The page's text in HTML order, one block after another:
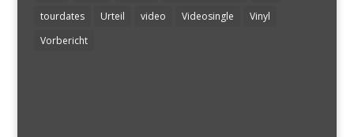
tourdates
Urteil video Videosingle
Vinyl
Vorbericht